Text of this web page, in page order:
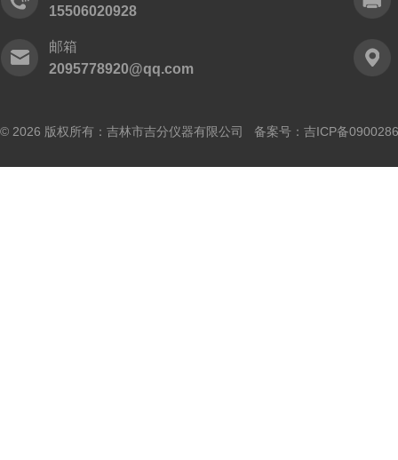
15506020928
邮箱
2095778920@qq.com
© 2026 版权所有：吉林市吉分仪器有限公司 备案号： 吉ICP备